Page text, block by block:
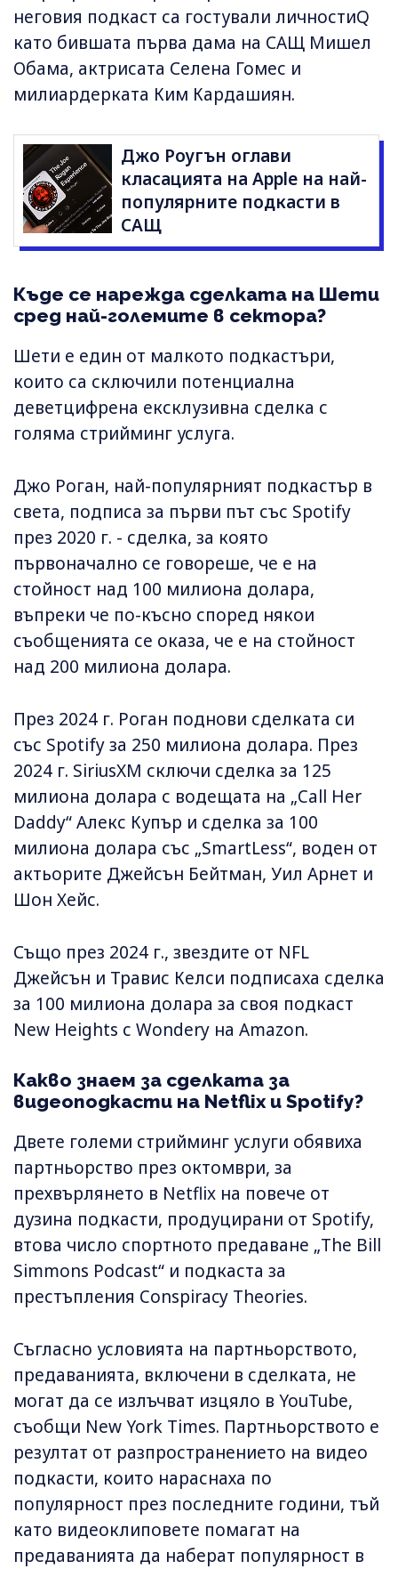
неговия подкаст са гостували личностиQ
като бившата първа дама на САЩ Мишел
Обама, актрисата Селена Гомес и
милиардерката Ким Кардашиян.
Джо Роугън оглави
класацията на Apple на най-
популярните подкасти в
САЩ
Къде се нарежда сделката на Шети
сред най-големите в сектора?
Шети е един от малкото подкастъри,
които са сключили потенциална
деветцифрена ексклузивна сделка с
голяма стрийминг услуга.
Джо Роган, най-популярният подкастър в
света, подписа за първи път със Spotify
през 2020 г. - сделка, за която
първоначално се говореше, че е на
стойност над 100 милиона долара,
въпреки че по-късно според някои
съобщенията се оказа, че е на стойност
над 200 милиона долара.
През 2024 г. Роган поднови сделката си
със Spotify за 250 милиона долара. През
2024 г. SiriusXM сключи сделка за 125
милиона долара с водещата на „Call Her
Daddy“ Алекс Купър и сделка за 100
милиона долара със „SmartLess“, воден от
актьорите Джейсън Бейтман, Уил Арнет и
Шон Хейс.
Също през 2024 г., звездите от NFL
Джейсън и Травис Келси подписаха сделка
за 100 милиона долара за своя подкаст
New Heights с Wondery на Amazon.
Какво знаем за сделката за
видеоподкасти на Netflix и Spotify?
Двете големи стрийминг услуги обявиха
партньорство през октомври, за
прехвърлянето в Netflix на повече от
дузина подкасти, продуцирани от Spotify,
втова число спортното предаване „The Bill
Simmons Podcast“ и подкаста за
престъпления Conspiracy Theories.
Съгласно условията на партньорството,
предаванията, включени в сделката, не
могат да се излъчват изцяло в YouTube,
съобщи New York Times. Партньорството е
резултат от разпространението на видео
подкасти, които нараснаха по
популярност през последните години, тъй
като видеоклиповете помагат на
предаванията да наберат популярност в